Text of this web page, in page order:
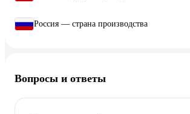
Россия — страна производства
Вопросы и ответы